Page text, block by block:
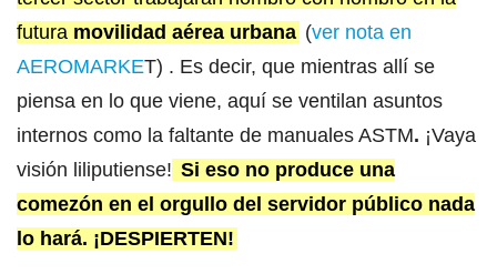
futura movilidad aérea urbana (ver nota en
AEROMARKET) . Es decir, que mientras allí se
piensa en lo que viene, aquí se ventilan asuntos
internos como la faltante de manuales ASTM. ¡Vaya
visión liliputiense! Si eso no produce una
comezón en el orgullo del servidor público nada
lo hará. ¡DESPIERTEN!